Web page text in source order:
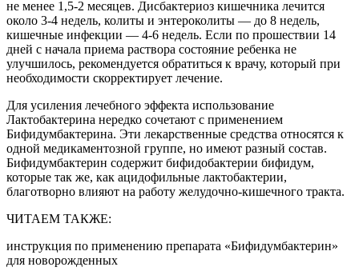
не менее 1,5-2 месяцев. Дисбактериоз кишечника лечится
около 3-4 недель, колиты и энтероколиты — до 8 недель,
кишечные инфекции — 4-6 недель. Если по прошествии 14
дней с начала приема раствора состояние ребенка не
улучшилось, рекомендуется обратиться к врачу, который при
необходимости скорректирует лечение.
Для усиления лечебного эффекта использование
Лактобактерина нередко сочетают с применением
Бифидумбактерина. Эти лекарственные средства относятся к
одной медикаментозной группе, но имеют разный состав.
Бифидумбактерин содержит бифидобактерии бифидум,
которые так же, как ацидофильные лактобактерии,
благотворно влияют на работу желудочно-кишечного тракта.
ЧИТАЕМ ТАКЖЕ:
инструкция по применению препарата «Бифидумбактерин»
для новорожденных